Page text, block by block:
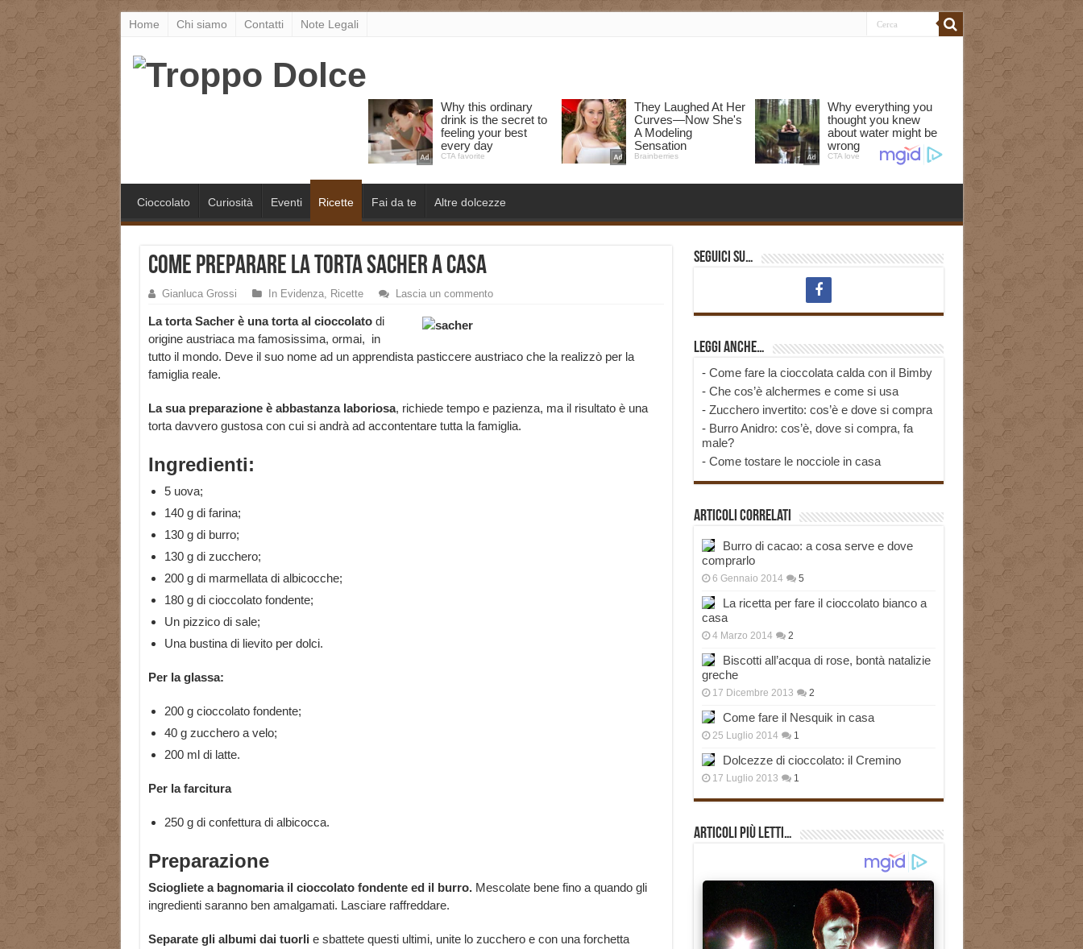
Home Chi siamo Contatti Note Legali
Cioccolato Curiosità Eventi Ricette Fai da te Altre dolcezze
Come preparare la torta Sacher a casa
Gianluca Grossi In Evidenza, Ricette Lascia un commento
La torta Sacher è una torta al cioccolatodi
origine austriaca ma famosissima, ormai, in
tutto il mondo. Deve il suo nome ad un apprendista pasticcere austriaco che la realizzò per la
famiglia reale.
La sua preparazione è abbastanza laboriosa, richiede tempo e pazienza, ma il risultato è una
torta davvero gustosa con cui si andrà ad accontentare tutta la famiglia.
Ingredienti:
5 uova;
140 g di farina;
130 g di burro;
130 g di zucchero;
200 g di marmellata di albicocche;
180 g di cioccolato fondente;
Un pizzico di sale;
Una bustina di lievito per dolci.
Per la glassa:
200 g cioccolato fondente;
40 g zucchero a velo;
200 ml di latte.
Per la farcitura
250 g di confettura di albicocca.
Preparazione
Sciogliete a bagnomaria il cioccolato fondente ed il burro.Mescolate bene fino a quando gli
ingredienti saranno ben amalgamati. Lasciare raffreddare.
Separate gli albumi dai tuorli e sbattete questi ultimi, unite lo zucchero e con una forchetta
Seguici su…
Leggi anche…
- Come fare la cioccolata calda con il Bimby
- Che cos’è alchermes e come si usa
- Zucchero invertito: cos’è e dove si compra
- Burro Anidro: cos’è, dove si compra, fa
male?
- Come tostare le nocciole in casa
Articoli correlati
Burro di cacao: a cosa serve e dove
comprarlo
6 Gennaio 2014 5
La ricetta per fare il cioccolato bianco a
casa
4 Marzo 2014 2
Biscotti all’acqua di rose, bontà natalizie
greche
17 Dicembre 2013 2
Come fare il Nesquik in casa
25 Luglio 2014 1
Dolcezze di cioccolato: il Cremino
17 Luglio 2013 1
Articoli più Letti…